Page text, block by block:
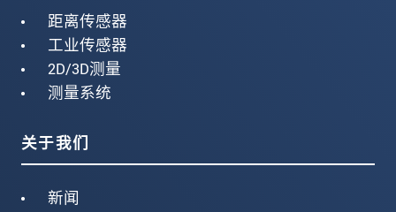
距离传感器
工业传感器
2D/3D测量
测量系统
关于我们
新闻